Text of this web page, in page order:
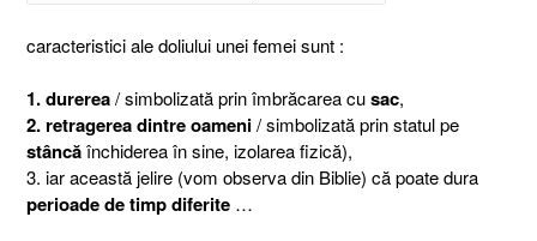
caracteristici ale doliului unei femei sunt :
1. durerea/ simbolizată prin îmbrăcarea cusac,
2. retragerea dintre oameni/ simbolizată prin statul pe
stâncăînchiderea în sine, izolarea fizică),
3. iar această jelire (vom observa din Biblie) că poate dura
perioade de timp diferite …